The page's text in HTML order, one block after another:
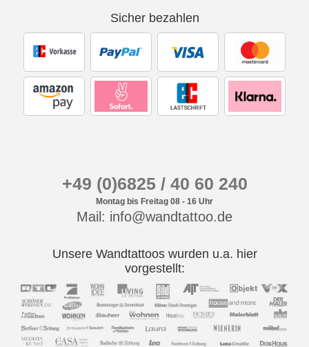
Sicher bezahlen
+49 (0)6825 / 40 60 240
Montag bis Freitag 08 - 16 Uhr
Mail: info@wandtattoo.de
Unsere Wandtattoos wurden u.a. hier
vorgestellt: